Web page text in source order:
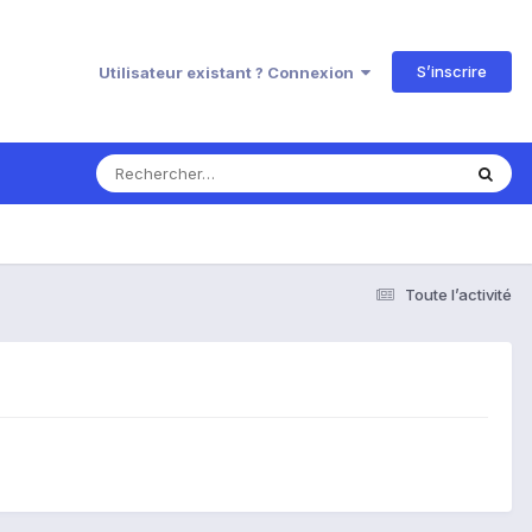
Utilisateur existant ? Connexion S’inscrire
Toute l’activité